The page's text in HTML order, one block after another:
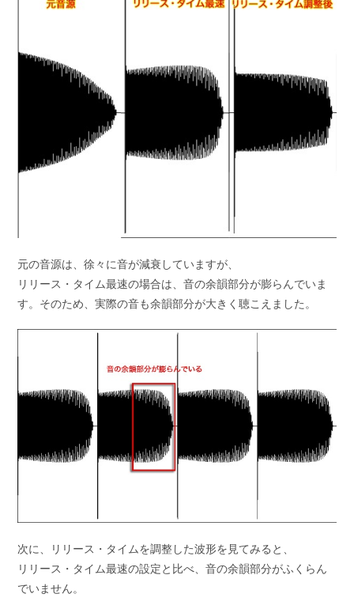
元の音源は、徐々に音が減衰していますが、
リリース・タイム最速の場合は、音の余韻部分が膨らんでいま
す。 そのため、実際の音も余韻部分が大きく聴こえました。
次に、リリース・タイムを調整した波形を見てみると、
リリース・タイム最速の設定と比べ、音の余韻部分がふくらん
でいません。